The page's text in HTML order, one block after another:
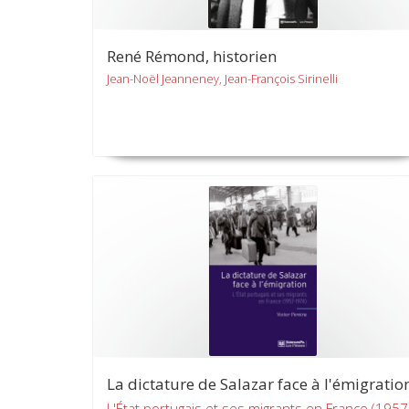
René Rémond, historien
Jean-Noël Jeanneney, Jean-François Sirinelli
La dictature de Salazar face à